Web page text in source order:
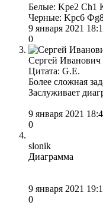
Белые: Kрe2 Сh1
Черные: Kрc6
9 января 2021
0
Сергей Иванович
Цитата: G.E.
Более сложная
Заслуживает
9 января 2021
0
slonik
Диаграмма
9 января 2021
0